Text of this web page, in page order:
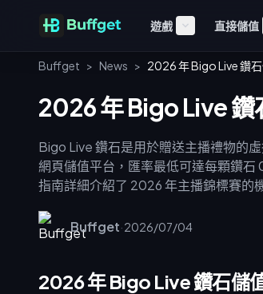
遊戲 直接儲值
Buffget > News > 2026 年 Bigo Live 鑽
2026 年 Bigo Live
Bigo Live 鑽石是用於贈送主播禮物的
網頁儲值平台，匯率最低可達每顆鑽
指南詳細介紹了 2026 年主播錦標賽的
大化購買力至關重要。當主播收到禮
體驗，請使用 buffget 進行 [Bigo
Buffget·2026/07/04
2026 年 Bigo Live 鑽石儲